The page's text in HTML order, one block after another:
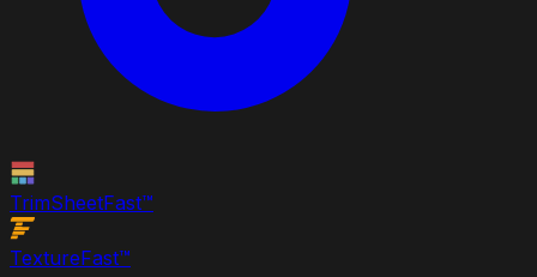
TrimSheetFast™
TextureFast™